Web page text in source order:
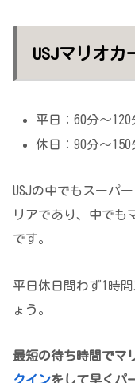
USJマリオカ
平日：60分～120
休日：90分～150
USJの中でもスーパ
リアであり、中でも
です。
平日休日問わず1時
ょう。
最短の待ち時間でマ
クインをして早くパ